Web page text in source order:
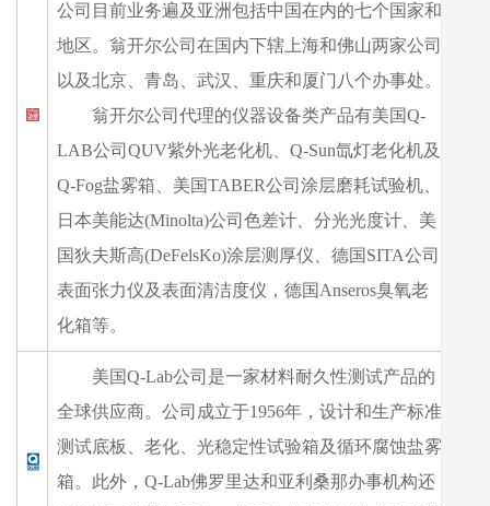
公司目前业务遍及亚洲包括中国在内的七个国家和
地区。翁开尔公司在国内下辖上海和佛山两家公司
以及北京、青岛、武汉、重庆和厦门八个办事处。
翁开尔公司代理的仪器设备类产品有美国Q-
LAB公司QUV紫外光老化机、Q-Sun氙灯老化机及
Q-Fog盐雾箱、美国TABER公司涂层磨耗试验机、
日本美能达(Minolta)公司色差计、分光光度计、美
国狄夫斯高(DeFelsKo)涂层测厚仪、德国SITA公司
表面张力仪及表面清洁度仪，德国Anseros臭氧老
化箱等。
美国Q-Lab公司是一家材料耐久性测试产品的
全球供应商。公司成立于1956年，设计和生产标准
测试底板、老化、光稳定性试验箱及循环腐蚀盐雾
箱。此外，Q-Lab佛罗里达和亚利桑那办事机构还